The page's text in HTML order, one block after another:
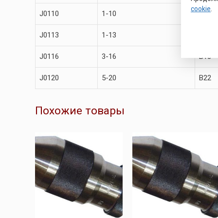
J0110 1-10 B12
J0113 1-13
J0116 3-16 B18
J0120 5-20 B22
Похожие товары
cookie